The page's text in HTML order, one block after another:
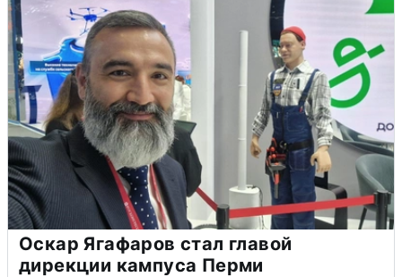
Оскар Ягафаров стал главой
дирекции кампуса Перми